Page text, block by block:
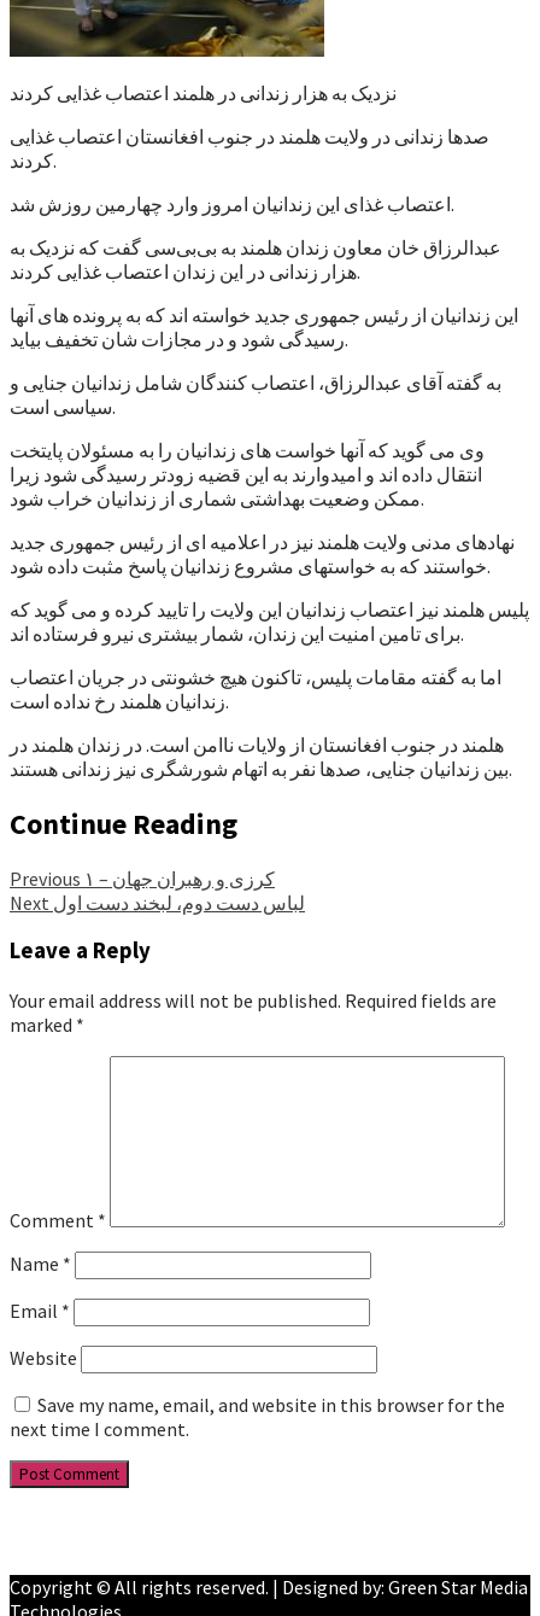
نزدیک به هزار زندانی در هلمند اعتصاب غذایی کردند
صدها زندانی در ولایت هلمند در جنوب افغانستان اعتصاب غذایی
کردند.
اعتصاب غذای این زندانیان امروز وارد چهارمین روزش شد.
عبدالرزاق خان معاون زندان هلمند به بی‌بی‌سی گفت که نزدیک به
هزار زندانی در این زندان اعتصاب غذایی کردند.
این زندانیان از رئیس جمهوری جدید خواسته اند که به پرونده های آنها
رسیدگی شود و در مجازات شان تخفیف بیاید.
به گفته آقای عبدالرزاق، اعتصاب کنندگان شامل زندانیان جنایی و
سیاسی است.
وی می گوید که آنها خواست های زندانیان را به مسئولان پایتخت
انتقال داده اند و امیدوارند به این قضیه زودتر رسیدگی شود زیرا
ممکن وضعیت بهداشتی شماری از زندانیان خراب شود.
نهادهای مدنی ولایت هلمند نیز در اعلامیه ای از رئیس جمهوری جدید
خواستند که به خواستهای مشروع زندانیان پاسخ مثبت داده شود.
پلیس هلمند نیز اعتصاب زندانیان این ولایت را تایید کرده و می گوید که
برای تامین امنیت این زندان، شمار بیشتری نیرو فرستاده اند.
اما به گفته مقامات پلیس، تاکنون هیچ خشونتی در جریان اعتصاب
زندانیان هلمند رخ نداده است.
هلمند در جنوب افغانستان از ولایات ناامن است. در زندان هلمند در
بین زندانیان جنایی، صدها نفر به اتهام شورشگری نیز زندانی هستند.
Continue Reading
Previous
کرزی و رهبران جهان – ۱
Next لباس دست دوم، لبخند دست اول
Leave a Reply
Your email address will not be published. Required fields are
marked *
Comment *
Name *
Email *
Website
Save my name, email, and website in this browser for the
next time I comment.
Copyright © All rights reserved. | Designed by: Green Star Media